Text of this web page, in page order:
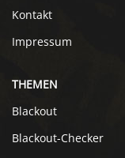
Kontakt
Impressum
THEMEN
Blackout
Blackout-Checker